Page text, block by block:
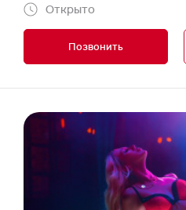
Открыто
Позвонить